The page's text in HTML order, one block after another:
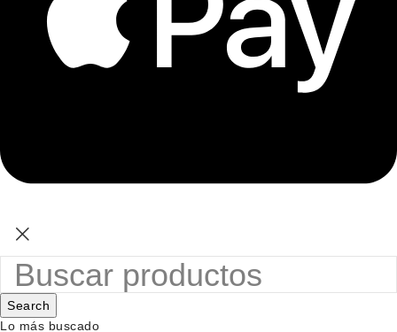
Search
Lo más buscado